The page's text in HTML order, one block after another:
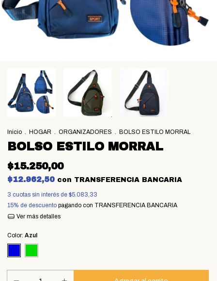
Inicio . HOGAR . ORGANIZADORES . BOLSO ESTILO MORRAL
BOLSO ESTILO MORRAL
$15.250,00
$12.962,50 con TRANSFERENCIA BANCARIA
3 cuotas sin interés de $5.083,33
15% de descuento pagando con TRANSFERENCIA BANCARIA
Ver más detalles
Color: Azul